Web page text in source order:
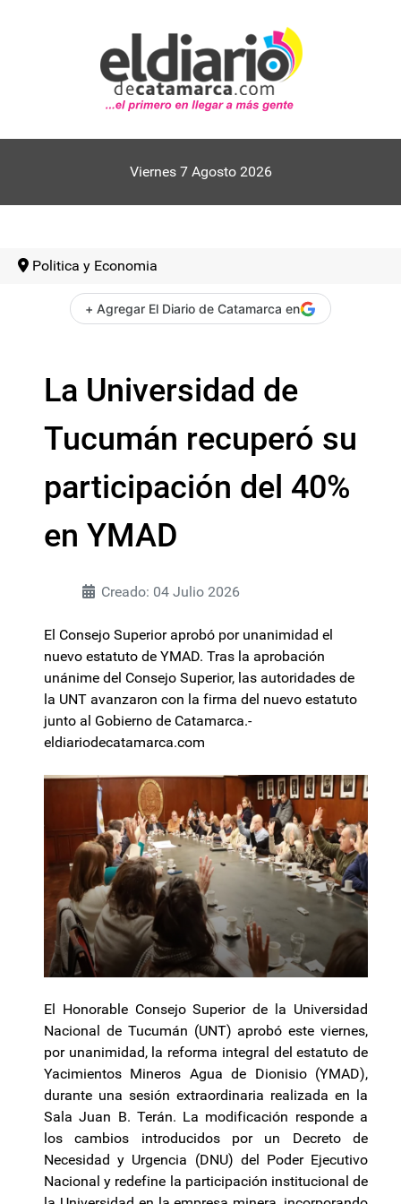
Viernes 7 Agosto 2026
Politica y Economia
+ Agregar El Diario de Catamarca en
La Universidad de
Tucumán recuperó su
participación del 40%
en YMAD
Creado: 04 Julio 2026
El Consejo Superior aprobó por unanimidad el
nuevo estatuto de YMAD. Tras la aprobación
unánime del Consejo Superior, las autoridades de
la UNT avanzaron con la firma del nuevo estatuto
junto al Gobierno de Catamarca.-
eldiariodecatamarca.com
El Honorable Consejo Superior de la Universidad
Nacional de Tucumán (UNT) aprobó este viernes,
por unanimidad, la reforma integral del estatuto de
Yacimientos Mineros Agua de Dionisio (YMAD),
durante una sesión extraordinaria realizada en la
Sala Juan B. Terán. La modificación responde a
los cambios introducidos por un Decreto de
Necesidad y Urgencia (DNU) del Poder Ejecutivo
Nacional y redefine la participación institucional de